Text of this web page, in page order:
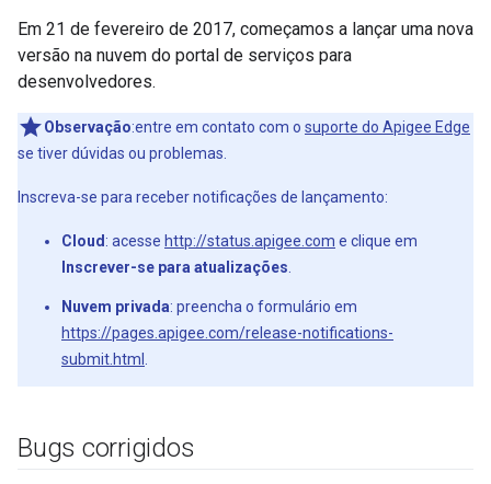
Em 21 de fevereiro de 2017, começamos a lançar uma nova
versão na nuvem do portal de serviços para
desenvolvedores.
Observação:entre em contato com o suporte do Apigee Edge
se tiver dúvidas ou problemas.
Inscreva-se para receber notificações de lançamento:
Cloud : acesse http://status.apigee.com e clique em
Inscrever-se para atualizações
Nuvem privada: preencha o formulário em
https://pages.apigee.com/release-notifications-
submit.html
Bugs corrigidos